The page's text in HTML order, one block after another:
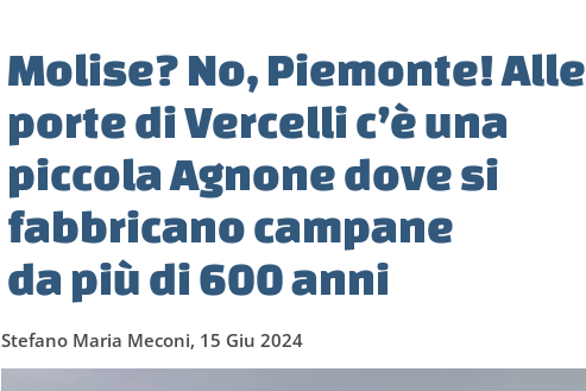
Molise? No, Piemonte! Alle
porte di Vercelli c’è una
piccola Agnone dove si
fabbricano campane
da più di 600 anni
Stefano Maria Meconi, 15 Giu 2024